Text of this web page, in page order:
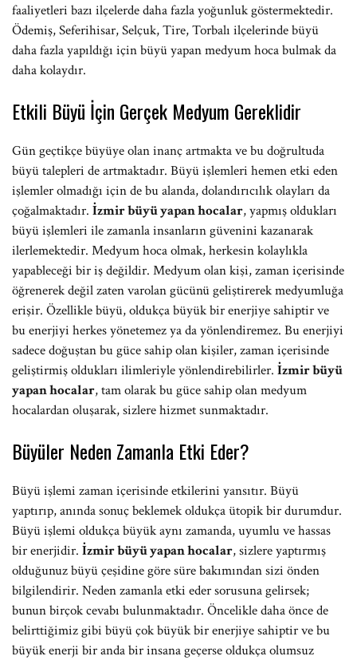
faaliyetleri bazı ilçelerde daha fazla yoğunluk göstermektedir.
Ödemiş, Seferihisar, Selçuk, Tire, Torbalı ilçelerinde büyü
daha fazla yapıldığı için büyü yapan medyum hoca bulmak da
daha kolaydır.
Etkili Büyü İçin Gerçek Medyum Gereklidir
Gün geçtikçe büyüye olan inanç artmakta ve bu doğrultuda
büyü talepleri de artmaktadır. Büyü işlemleri hemen etki eden
işlemler olmadığı için de bu alanda, dolandırıcılık olayları da
çoğalmaktadır. İzmir büyü yapan hocalar, yapmış oldukları
büyü işlemleri ile zamanla insanların güvenini kazanarak
ilerlemektedir. Medyum hoca olmak, herkesin kolaylıkla
yapableceği bir iş değildir. Medyum olan kişi, zaman içerisinde
öğrenerek değil zaten varolan gücünü geliştirerek medyumluğa
erişir. Özellikle büyü, oldukça büyük bir enerjiye sahiptir ve
bu enerjiyi herkes yönetemez ya da yönlendiremez. Bu enerjiyi
sadece doğuştan bu güce sahip olan kişiler, zaman içerisinde
geliştirmiş oldukları ilimleriyle yönlendirebilirler. İzmir büyü
yapan hocalar, tam olarak bu güce sahip olan medyum
hocalardan oluşarak, sizlere hizmet sunmaktadır.
Büyüler Neden Zamanla Etki Eder?
Büyü işlemi zaman içerisinde etkilerini yansıtır. Büyü
yaptırıp, anında sonuç beklemek oldukça ütopik bir durumdur.
Büyü işlemi oldukça büyük aynı zamanda, uyumlu ve hassas
bir enerjidir. İzmir büyü yapan hocalar, sizlere yaptırmış
olduğunuz büyü çeşidine göre süre bakımından sizi önden
bilgilendirir. Neden zamanla etki eder sorusuna gelirsek;
bunun birçok cevabı bulunmaktadır. Öncelikle daha önce de
belirttiğimiz gibi büyü çok büyük bir enerjiye sahiptir ve bu
büyük enerji bir anda bir insana geçerse oldukça olumsuz